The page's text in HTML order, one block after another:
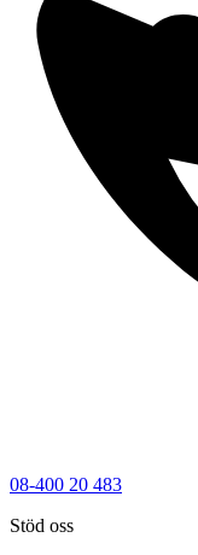
08-400 20 483
Stöd oss